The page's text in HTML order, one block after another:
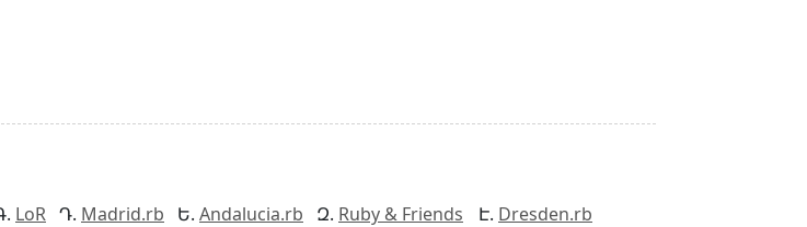
LoR Madrid.rb Andalucia.rb Ruby & Friends Dresden.rb